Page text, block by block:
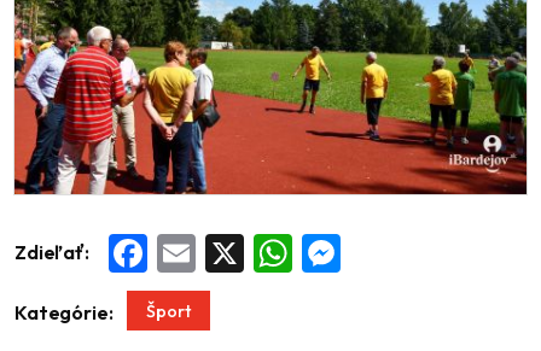
Zdieľať: Facebook
Email WhatsApp
Kategórie: Šport